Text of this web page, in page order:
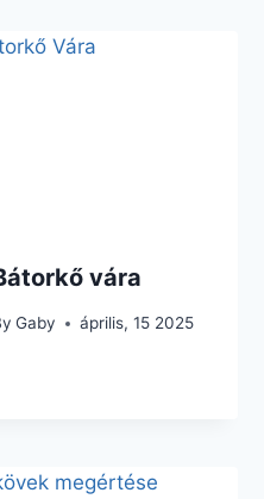
vára
Gaby április, 15 2025